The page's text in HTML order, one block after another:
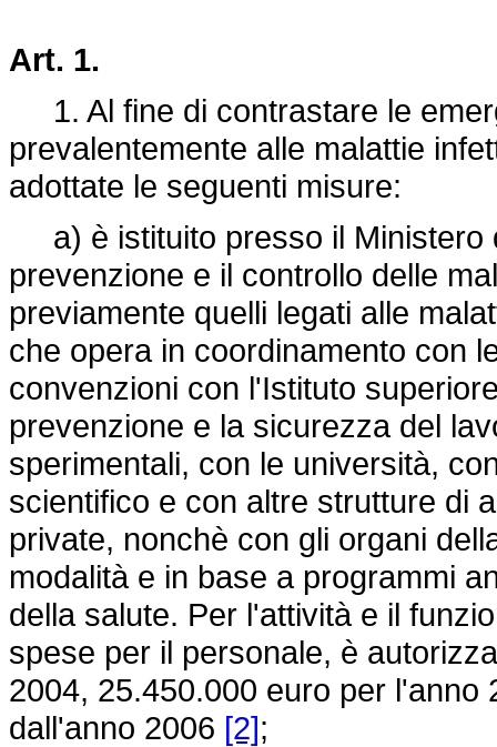
Art. 1.
1. Al fine di contrastare le
prevalentemente alle malattie
adottate le seguenti misure:
a) è istituito presso il Ministero
prevenzione e il controllo delle
previamente quelli legati alle
che opera in coordinamento con
convenzioni con l'Istituto
prevenzione e la sicurezza del
sperimentali, con le università,
scientifico e con altre strutture di
private, nonchè con gli organi
modalità e in base a programmi
della salute. Per l'attività e il
spese per il personale, è
2004, 25.450.000 euro per
dall'anno 2006 [2];